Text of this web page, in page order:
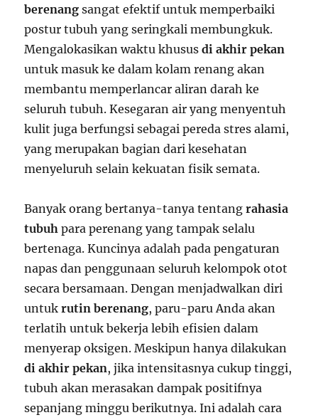
berenang sangat efektif untuk memperbaiki
postur tubuh yang seringkali membungkuk.
Mengalokasikan waktu khususdi akhir pekan
untuk masuk ke dalam kolam renang akan
membantu memperlancar aliran darah ke
seluruh tubuh. Kesegaran air yang menyentuh
kulit juga berfungsi sebagai pereda stres alami,
yang merupakan bagian dari kesehatan
menyeluruh selain kekuatan fisik semata.
Banyak orang bertanya-tanya tentangrahasia
tubuh para perenang yang tampak selalu
bertenaga. Kuncinya adalah pada pengaturan
napas dan penggunaan seluruh kelompok otot
secara bersamaan. Dengan menjadwalkan diri
untukrutin berenang, paru-paru Anda akan
terlatih untuk bekerja lebih efisien dalam
menyerap oksigen. Meskipun hanya dilakukan
di akhir pekan, jika intensitasnya cukup tinggi,
tubuh akan merasakan dampak positifnya
sepanjang minggu berikutnya. Ini adalah cara